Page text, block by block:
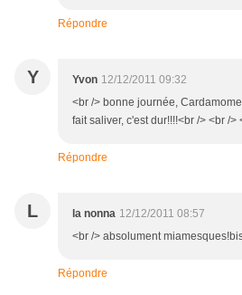
Répondre
Y Yvon 12/12/2011 09:32
<br /> bonne journée,
fait saliver, c'est dur!!!!<br /> <br />
Répondre
L la nonna 12/12/2011 08:57
<br /> absolument
Répondre